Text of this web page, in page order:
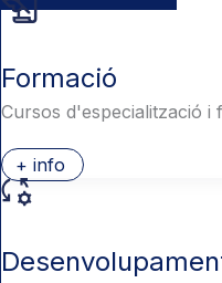
Formació
Cursos d'especialització i
+ info